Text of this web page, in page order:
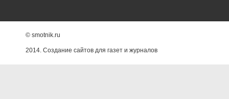
© smotnik.ru
2014. Создание сайтов для газет и журналов